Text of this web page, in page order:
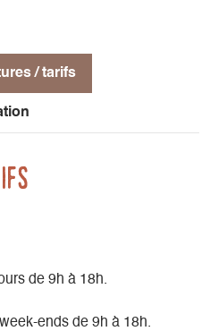
/ tarifs
de 9h à 18h.
ends de 9h à 18h.